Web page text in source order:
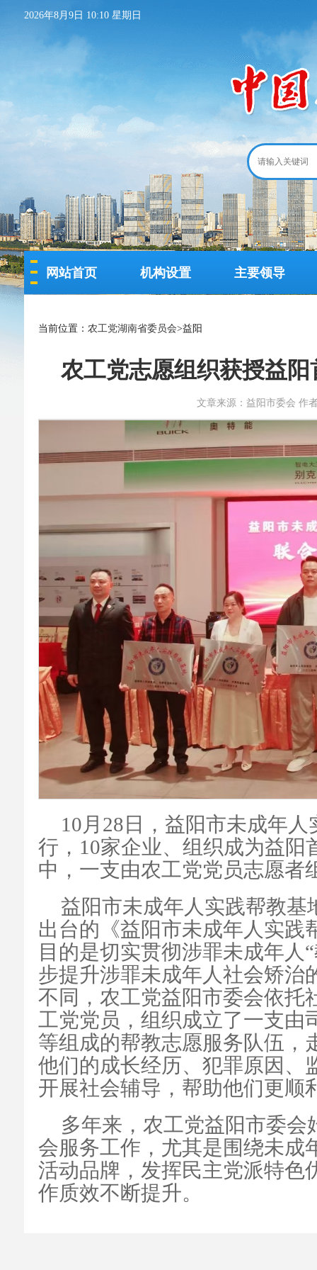
2026年8月9日 10:10 星期日
网站首页 机构设置 主要领导
当前位置： 农工党湖南省委员会>益阳
农工党志愿组织获授益
文章来源：益阳市委会 作
10月28日，益阳市未成年
行，10家企业、组织成为益阳
中，一支由农工党党员志愿者
益阳市未成年人实践帮教基
出台的《益阳市未成年人实践
目的是切实贯彻涉罪未成年人
步提升涉罪未成年人社会矫治
不同，农工党益阳市委会依托
工党党员，组织成立了一支由
等组成的帮教志愿服务队伍，
他们的成长经历、犯罪原因、
开展社会辅导，帮助他们更顺
多年来，农工党益阳市委
会服务工作，尤其是围绕未成
活动品牌，发挥民主党派特色
作质效不断提升。